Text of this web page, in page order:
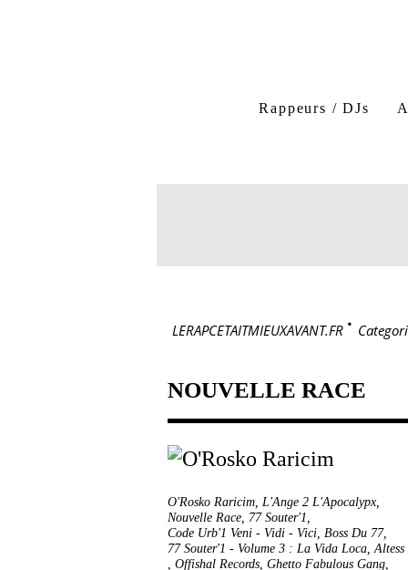
Rappeurs / DJs
LERAPCETAITMIEUXAVANT.FR >
NOUVELLE RACE
O'Rosko Raricim, L'Ange 2 L'Apocalypx,
Nouvelle Race, 77 Souter'1,
Code Urb'1 Veni - Vidi - Vici, Boss Du 77,
77 Souter'1 - Volume 3 : La Vida Loca,
, Offishal Records, Ghetto Fabulous Gang,